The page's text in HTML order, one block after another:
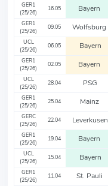
GER1
(25/26)
16.05 Bayern
GER1
(25/26)
09.05 Wolfsburg
UCL
(25/26)
06.05 Bayern
GER1
(25/26)
02.05 Bayern
UCL
(25/26)
28.04 PSG
GER1
(25/26)
25.04 Mainz
GERC
(25/26)
22.04 Leverkusen
GER1
(25/26)
19.04 Bayern
UCL
(25/26)
15.04 Bayern
GER1
(25/26)
11.04 St. Pauli